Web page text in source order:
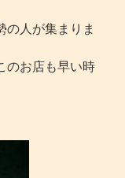
の人が集まりま
のお店も早い時